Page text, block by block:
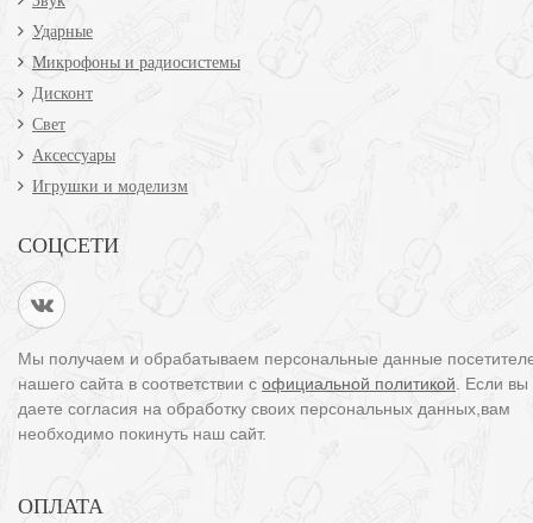
Ударные
Микрофоны и радиосистемы
Дисконт
Свет
Аксессуары
Игрушки и моделизм
СОЦСЕТИ
Мы получаем и обрабатываем персональные данные
нашего сайта в соответствии с официальной политикой . Если
даете согласия на обработку своих персональных данных,вам
необходимо покинуть наш сайт.
ОПЛАТА